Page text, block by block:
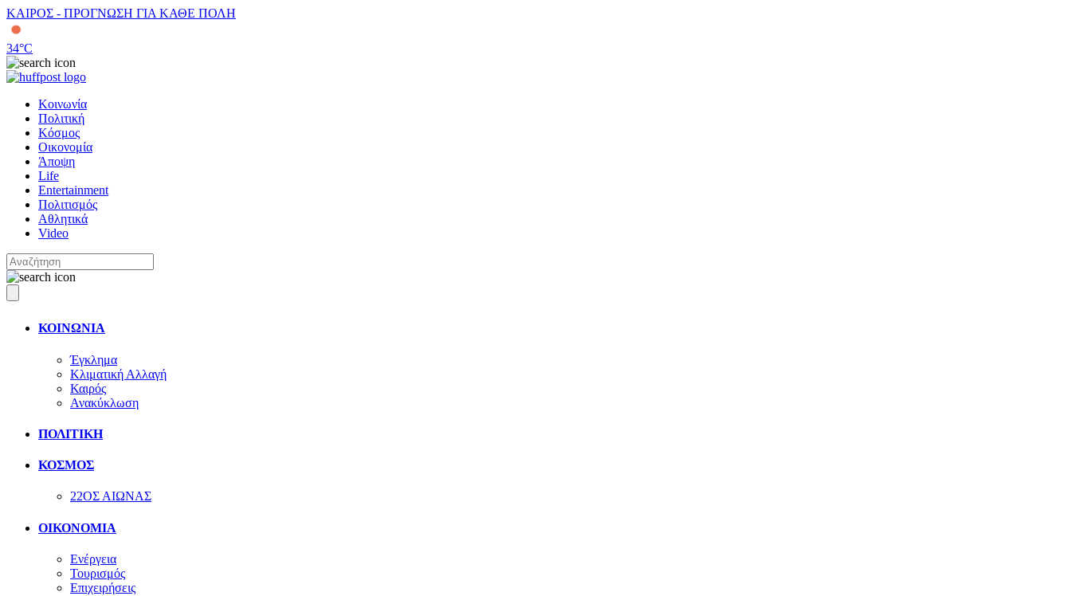
ΚΑΙΡΟΣ - ΠΡΟΓΝΩΣΗ ΓΙΑ ΚΑΘΕ ΠΟΛΗ
34°C
Κοινωνία
Πολιτική
Κόσμος
Οικονομία
Άποψη
Life
Entertainment
Πολιτισμός
Αθλητικά
Video
ΚΟΙΝΩΝΙΑ
Έγκλημα
Κλιματική Αλλαγή
Καιρός
Ανακύκλωση
ΠΟΛΙΤΙΚΗ
ΚΟΣΜΟΣ
22ΟΣ ΑΙΩΝΑΣ
ΟΙΚΟΝΟΜΙΑ
Ενέργεια
Τουρισμός
Επιχειρήσεις